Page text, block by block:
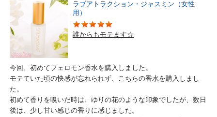
ラブアトラクション・ジャスミン（女性
用）
誰からもモテます☆
今回、初めてフェロモン香水を購入しました。
モテていた頃の快感が忘れられず、こちらの香水を購入しまし
た。
初めて香りを嗅いだ時は、ゆりの花のような印象でしたが、数日
後は、少し甘い感じの香りに感じました。